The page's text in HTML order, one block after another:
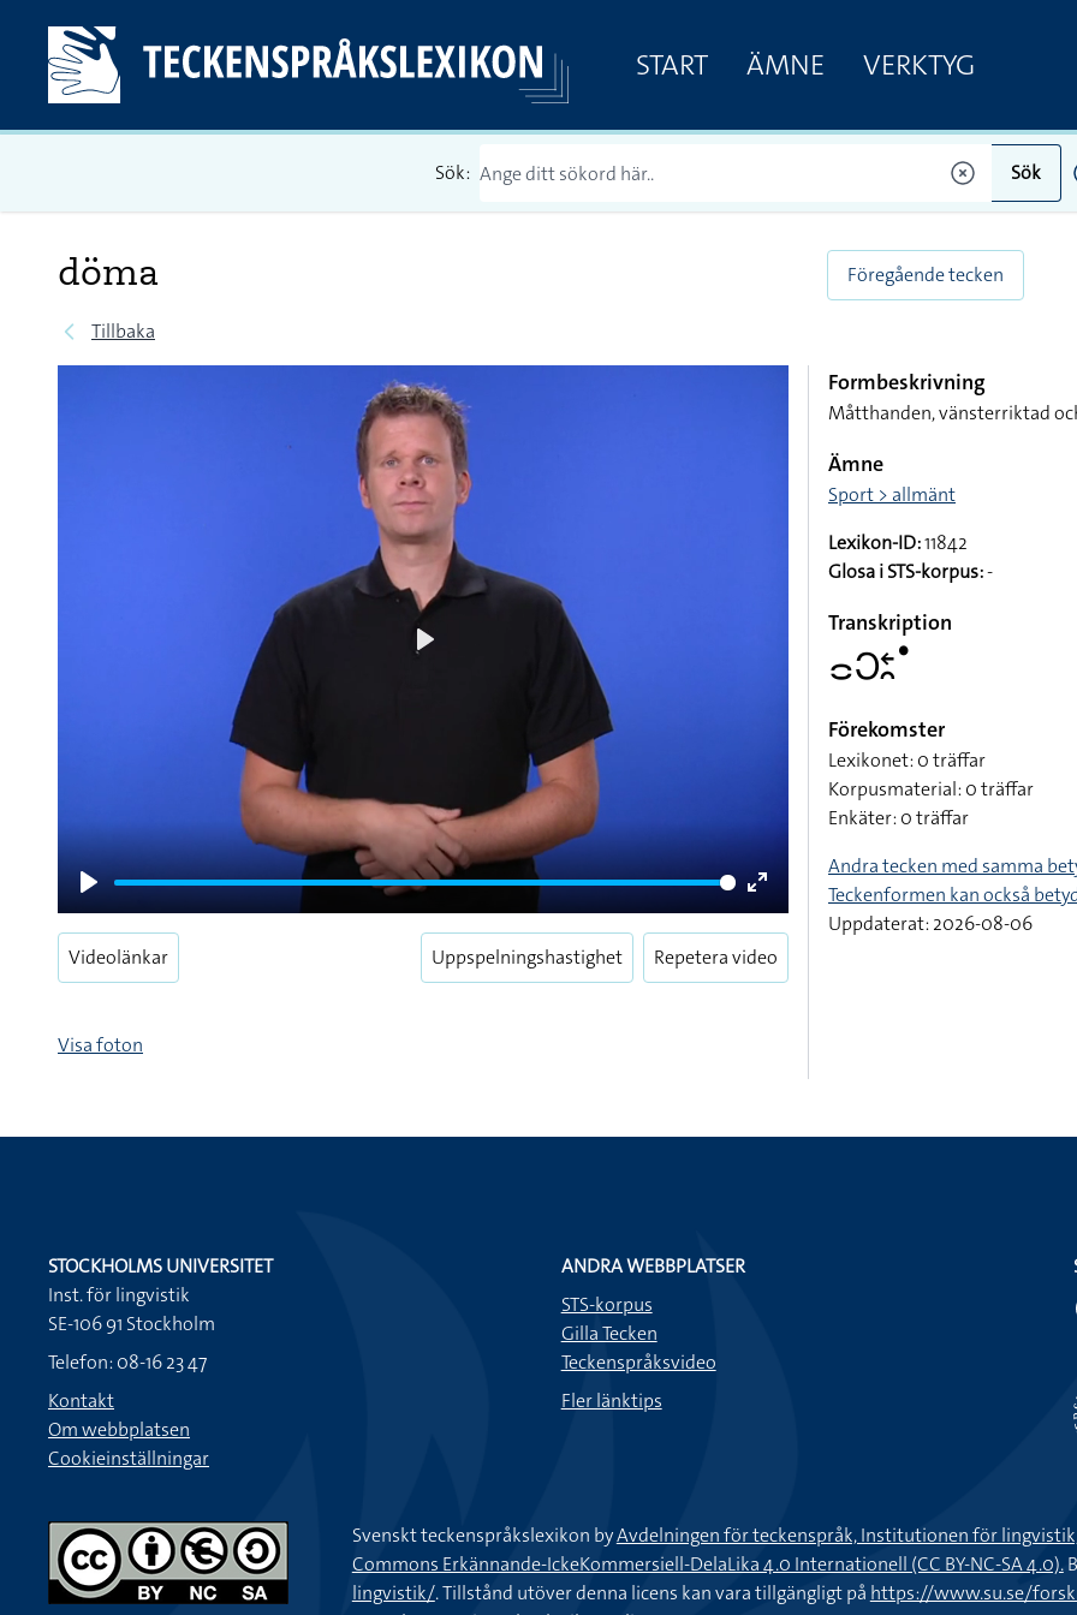
START ÄMNE VERKTYG
Sök: Sök
döma
Tillbaka
Föregående tecken
Play
Enter
fullscreen
Videolänkar Uppspelningshastighet Repetera video
Visa foton
Formbeskrivning
Måtthanden, vänsterriktad
Ämne
Sport > allmänt
Lexikon-ID:11842
Glosa i STS-korpus:-
Transkription
􌤌􌥋􌥓􌥘􌤟
Förekomster
Lexikonet: 0 träffar
Korpusmaterial: 0 träffar
Enkäter: 0 träffar
Andra tecken med samma
Teckenformen kan också
Uppdaterat: 2026-08-06
STOCKHOLMS UNIVERSITET
Inst. för lingvistik
SE-106 91 Stockholm
Telefon: 08-16 23 47
Kontakt
Om webbplatsen
Cookieinställningar
ANDRA WEBBPLATSER
STS-korpus
Gilla Tecken
Teckenspråksvideo
Fler länktips
Svenskt teckenspråkslexikon byAvdelningen för teckenspråk, Institutionen för
Commons Erkännande-IckeKommersiell-DelaLika 4.0 Internationell (CC BY-NC-SA 4.0).
lingvistik/. Tillstånd utöver denna licens kan vara tillgängligt på https://www.su.se/